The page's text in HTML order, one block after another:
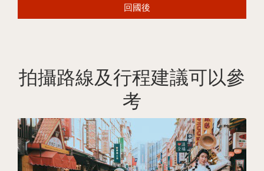
回國後
拍攝路線及行程建議可以參
考